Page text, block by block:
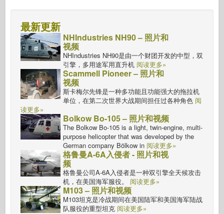
最新更新
NHIndustries NH90 – 照片和
视频
NHIndustries NH90是由一个财团开发的中型，双
引擎，多用途军用直升机 阅读更多»
Scammell Pioneer – 照片和
视频
斯卡梅尔先锋是一种多功能且功能强大的拖拉机
单位，在第二次世界大战期间担任过各种角色 阅
读更多»
Bolkow Bo-105 – 照片和视频
The Bolkow Bo-105 is a light, twin-engine, multi-
purpose helicopter that was developed by the
German company Bölkow in 阅读更多»
格鲁曼A-6A入侵者 - 照片和视
频
格鲁曼公司A-6A入侵者是一种双引擎全天候攻击
机，在美国海军服役。 阅读更多»
M103 – 照片和视频
M103坦克是冷战期间在美国陆军和美国海军陆战
队服役的重型坦克 阅读更多»